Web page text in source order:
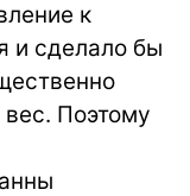
к
и сделало бы
Поэтому